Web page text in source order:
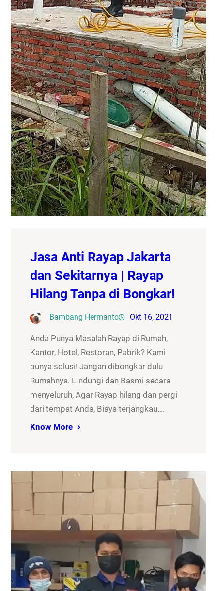
Jasa Anti Rayap Jakarta
dan Sekitarnya | Rayap
Hilang Tanpa di Bongkar!
Bambang Hermanto Okt 16, 2021
Anda Punya Masalah Rayap di Rumah,
Kantor, Hotel, Restoran, Pabrik? Kami
punya solusi! Jangan dibongkar dulu
Rumahnya. LIndungi dan Basmi secara
menyeluruh, Agar Rayap hilang dan pergi
dari tempat Anda, Biaya terjangkau….
Know More